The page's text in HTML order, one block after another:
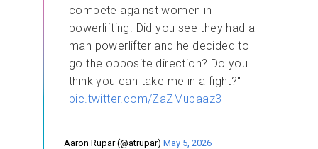
compete against women in
powerlifting. Did you see they had a
man powerlifter and he decided to
go the opposite direction? Do you
think you can take me in a fight?"
pic.twitter.com/ZaZMupaaz3
— Aaron Rupar (@atrupar) May 5, 2026